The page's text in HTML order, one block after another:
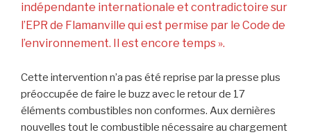
indépendante internationale et contradictoire sur
l’EPR de Flamanville qui est permise par le Code de
l’environnement. Il est encore temps ».
Cette intervention n’a pas été reprise par la presse plus
préoccupée de faire le buzz avec le retour de 17
éléments combustibles non conformes. Aux dernières
nouvelles tout le combustible nécessaire au chargement